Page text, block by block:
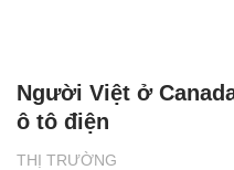
THỊ TRƯỜNG
Người Việt ở
ô tô điện